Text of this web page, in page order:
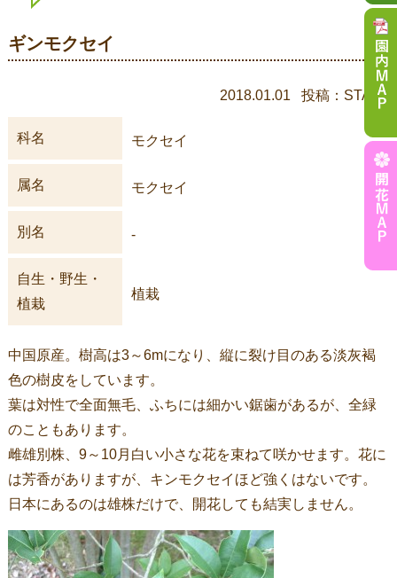
ギンモクセイ
2018.01.01 投稿：STAFF
科名 モクセイ
属名 モクセイ
別名 -
自生・野生・
植栽
植栽
中国原産。樹高は3～6mになり、縦に裂け目のある淡灰褐
色の樹皮をしています。
葉は対性で全面無毛、ふちには細かい鋸歯があるが、全緑
のこともあります。
雌雄別株、9～10月白い小さな花を束ねて咲かせます。花に
は芳香がありますが、キンモクセイほど強くはないです。
日本にあるのは雄株だけで、開花しても結実しません。